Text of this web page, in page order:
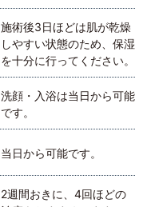
施術後3日ほどは肌が乾燥
しやすい状態のため、保湿
を十分に行ってください。
洗顔・入浴は当日から可能
です。
当日から可能です。
2週間おきに、4回ほどの